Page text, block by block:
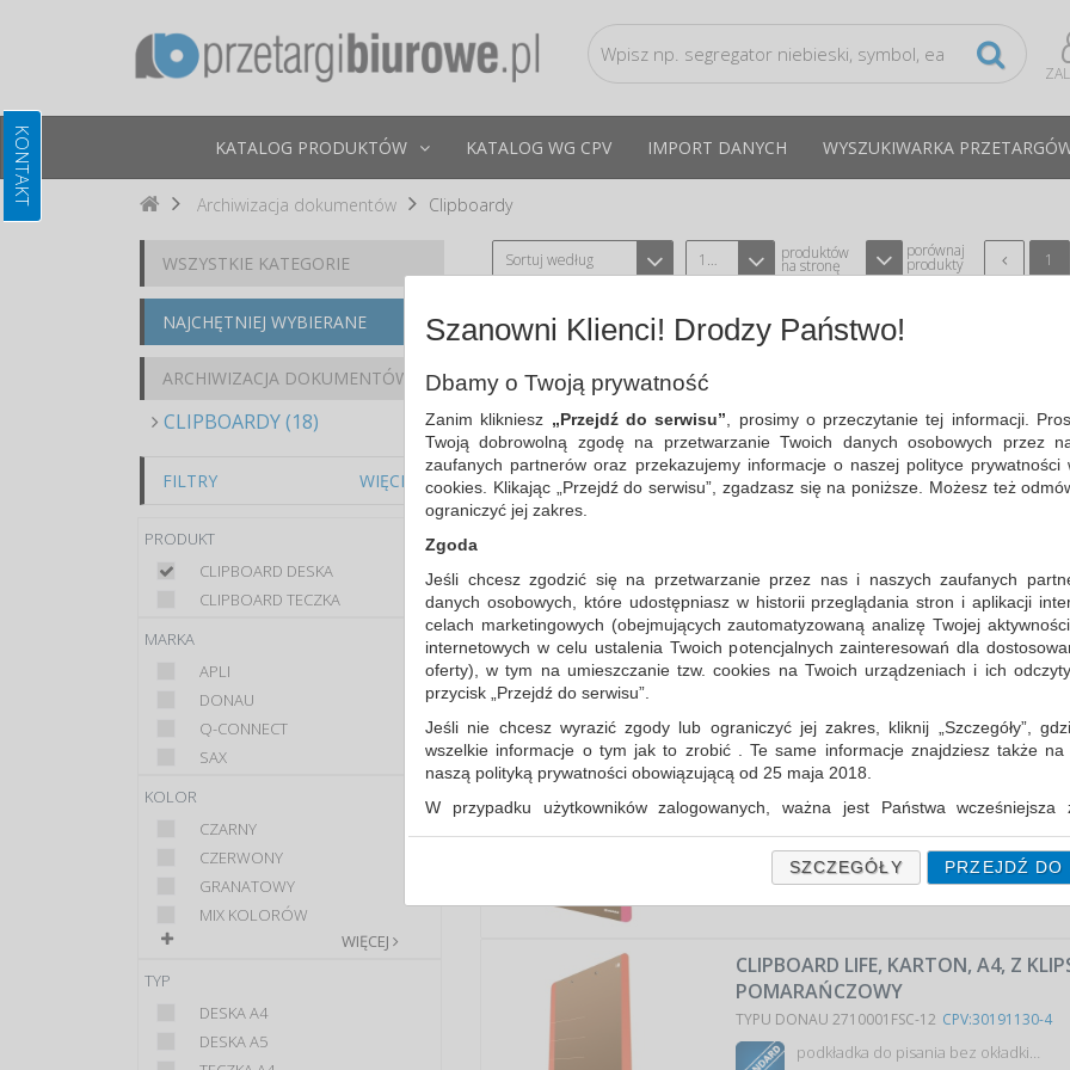
KATALOG PRODUKTÓW KATALOG WG CPV IMPORT DANYCH WYSZUKIWARKA
Archiwizacja dokumentów Clipboardy
WSZYSTKIE KATEGORIE
NAJCHĘTNIEJ WYBIERANE
ARCHIWIZACJA DOKUMENTÓW
CLIPBOARDY (18)
FILTRY WIĘCEJ
PRODUKT
CLIPBOARD DESKA
CLIPBOARD TECZKA
MARKA
APLI
DONAU
Q-CONNECT
SAX
KOLOR
CZARNY
CZERWONY
GRANATOWY
MIX KOLORÓW
WIĘCEJ
TYP
DESKA A4
DESKA A5
Sortuj według 12 produktów
na stronę
porównaj
produkty 1
CLIPBOARD DESKA, Z KLIPSEM, PP,
podkładka do pisania bez okładki,
grubości ok. 1,9-2,5mm; jednostronnie
Cena średnia 3,90 PLNbrutto, max: 4,99 PLN, min:
Z GUMKĄ I UCHWYTEM NA
TYPU SAX I7470212000 CPV:30191130-4
składana podkładka (deska)
przeglądanie dokumentów wszędzie
stołu lub biurka…
CLIPBOARD LIFE, KARTON, A4, Z
podkładka do pisania bez okładki…
Cena średnia6,12 PLNbrutto, max: 6,26
CLIPBOARD LIFE, KARTON, A4, Z
POMARAŃCZOWY
TYPU DONAU 2710001FSC-12 CPV:30191130-4
podkładka do pisania bez okładki…
Szanowni Klienci! Drodzy Państwo!
Dbamy o Twoją prywatność
Zanim klikniesz „Przejdź do serwisu” , prosimy o przeczytanie tej informacji.
Twoją dobrowolną zgodę na przetwarzanie Twoich danych osobowych przez
zaufanych partnerów oraz przekazujemy informacje o naszej polityce prywatności
cookies. Klikając „Przejdź do serwisu”, zgadzasz się na poniższe. Możesz też
ograniczyć jej zakres.
Zgoda
Jeśli chcesz zgodzić się na przetwarzanie przez nas i naszych zaufanych
danych osobowych, które udostępniasz w historii przeglądania stron i aplikacji
celach marketingowych (obejmujących zautomatyzowaną analizę Twojej
internetowych w celu ustalenia Twoich potencjalnych zainteresowań dla
oferty), w tym na umieszczanie tzw. cookies na Twoich urządzeniach i ich
przycisk „Przejdź do serwisu”.
Jeśli nie chcesz wyrazić zgody lub ograniczyć jej zakres, kliknij „Szczegóły”,
wszelkie informacje o tym jak to zrobić . Te same informacje znajdziesz także
naszą polityką prywatności obowiązującą od 25 maja 2018.
W przypadku użytkowników zalogowanych, ważna jest Państwa wcześniejsza
Klauzula Informacyjna (rozwiń)
Lista Zaufanych Partnerów (rozwiń)
SZCZEGÓŁY PRZEJDŹ DO